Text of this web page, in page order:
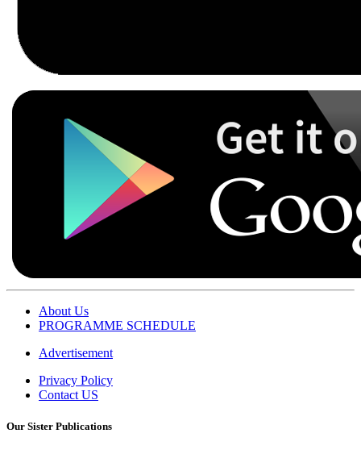
About Us
PROGRAMME SCHEDULE
Advertisement
Privacy Policy
Contact US
Our Sister Publications